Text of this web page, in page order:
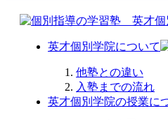
英才個別学院について
他塾との違い
入塾までの流れ
英才個別学院の授業に